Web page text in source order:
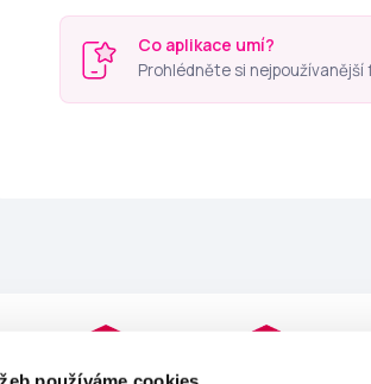
Co aplikace umí?
Prohlédněte si nejpoužívanější